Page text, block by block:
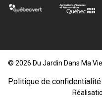
© 2026 Du Jardin Dans Ma
Politique de confidentialité